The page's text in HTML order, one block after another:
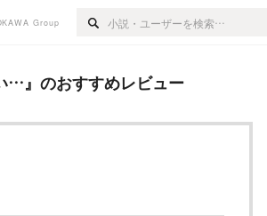
Group
…』のおすすめレビュー